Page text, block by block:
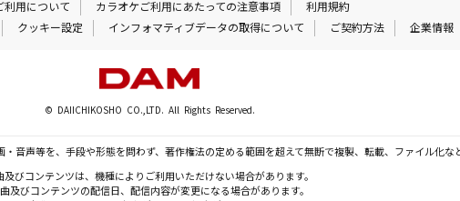
利用について カラオケご利用にあたっての注意事項
利用規約
クッキー設定 インフォマティブデータの取得について ご契約方法 企業情報
© DAIICHIKOSHO CO.,LTD. All Rights Reserved.
音声等を、手段や形態を問わず、著作権法の定める範囲を超えて無断で複製、転載、ファイル化な
及びコンテンツは、機種によりご利用いただけない場合があります。
及びコンテンツの配信日、配信内容が変更になる場合があります。